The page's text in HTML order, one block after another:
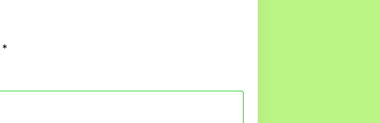
*